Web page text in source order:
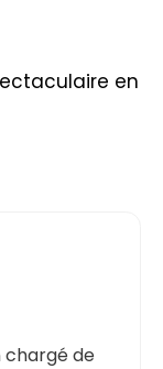
en
chargé de